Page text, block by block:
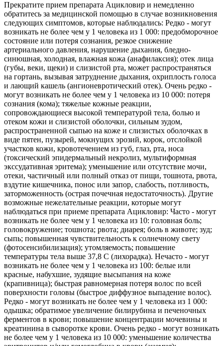
Прекратите прием препарата Ацикловир и немедленно
обратитесь за медицинской помощью в случае возникновения
следующих симптомов, которые наблюдались: Редко - могут
возникать не более чем у 1 человека из 1 000: предобморочное
состояние или потеря сознания, резкое снижение
артериального давления, нарушение дыхания, бледно-
синюшная, холодная, влажная кожа (анафилаксия); отек лица
(губы, веки, щеки) и слизистой рта, может распространяться
на гортань, вызывая затруднение дыхания, охриплость голоса
и лающий кашель (ангионевротический отек). Очень редко -
могут возникать не более чем у 1 человека из 10 000: потеря
сознания (кома); тяжелые кожные реакции,
сопровождающиеся высокой температурой тела, болью и
отеком кожи и слизистой оболочки, сильным зудом,
распространенной сыпью на коже и слизистых оболочках в
виде пятен, пузырей, мокнущих эрозий, корок, отслойкой
участков кожи, кровотечением из губ, глаз, рта, носа
(токсический эпидермальный некролиз, мультиформная
экссудативная эритема); уменьшение или отсутствие мочи,
отеки, частичный или полный отказ от пищи, тошнота, рвота,
вздутие кишечника, понос или запор, слабость, потливость,
заторможенность (острая почечная недостаточность). Другие
возможные нежелательные реакции, которые могут
наблюдаться при приеме препарата Ацикловир: Часто - могут
возникать не более чем у 1 человека из 10: головная боль;
головокружение; тошнота; рвота; диарея; боль в животе; зуд;
сыпь; повышенная чувствительность к солнечному свету
(фотосенсибилизация); утомляемость; повышение
температуры тела выше 37,8 C (лихорадка). Нечасто - могут
возникать не более чем у 1 человека из 100: белые или
красные, набухшие, зудящие высыпания на коже
(крапивница); быстрая равномерная потеря волос по всей
поверхности головы (быстрое диффузное выпадение волос).
Редко - могут возникать не более чем у 1 человека из 1 000:
одышка; обратимое увеличение билирубина и печеночных
ферментов в крови; повышение концентрации мочевины и
креатинина в сыворотке крови. Очень редко - могут возникать
не более чем у 1 человека из 10 000: уменьшение количества